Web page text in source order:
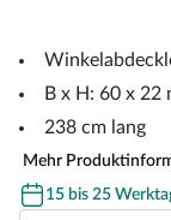
B x H: 60 x 22
238 cm lang
Mehr
15 bis 25